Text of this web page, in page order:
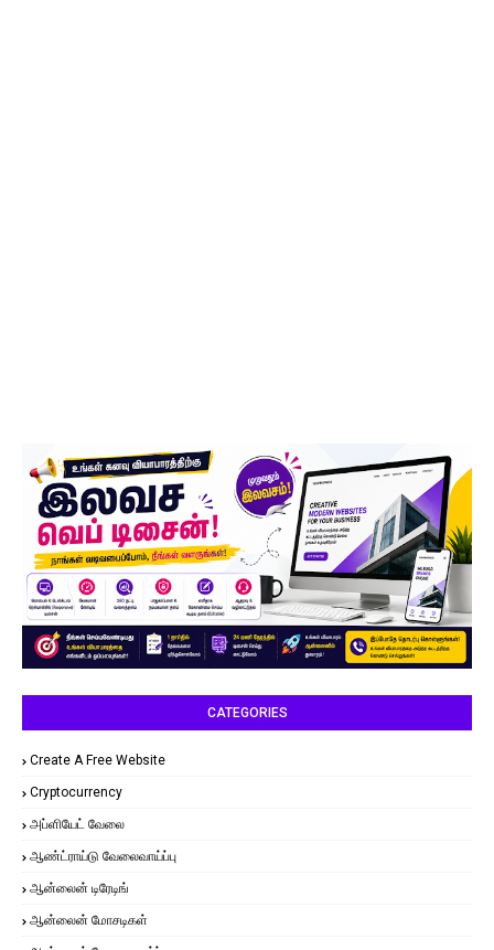
CATEGORIES
Create A Free Website
Cryptocurrency
அப்ளியேட் வேலை
ஆண்ட்ராய்டு வேலைவாய்ப்பு
ஆன்லைன் டிரேடிங்
ஆன்லைன் மோசடிகள்